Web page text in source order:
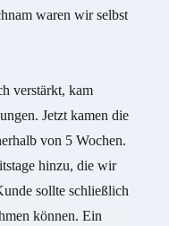
waren wir selbst
verstärkt, kam
Jetzt kamen die
von 5 Wochen.
hinzu, die wir
sollte schließlich
können. Ein